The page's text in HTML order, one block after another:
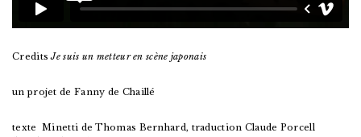
CreditsJe suis un metteur en scène japonais
un projet de Fanny de Chaillé
texte Minetti de Thomas Bernhard, traduction Claude Porcell